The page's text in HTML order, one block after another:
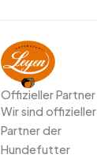
Offizieller Partner
Wir sind offizieller
Partner der
Hundefutter